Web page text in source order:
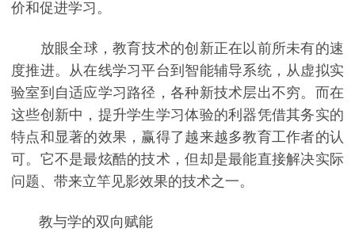
价和促进学习。
放眼全球，教育技术的创新正在以前所未有的速
度推进。从在线学习平台到智能辅导系统，从虚拟实
验室到自适应学习路径，各种新技术层出不穷。而在
这些创新中，提升学生学习体验的利器凭借其务实的
特点和显著的效果，赢得了越来越多教育工作者的认
可。它不是最炫酷的技术，但却是最能直接解决实际
问题、带来立竿见影效果的技术之一。
教与学的双向赋能